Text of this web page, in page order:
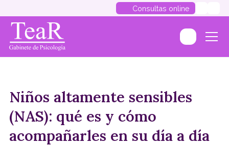
Consultas online
Niños altamente sensibles
(NAS): qué es y cómo
acompañarles en su día a día